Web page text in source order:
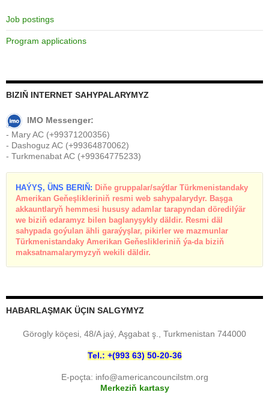
Job postings
Program applications
BIZIŇ INTERNET SAHYPALARYMYZ
IMO Messenger:
- Mary AC (+99371200356)
- Dashoguz AC (+99364870062)
- Turkmenabat AC (+99364775233)
HAÝYŞ, ÜNS BERIŇ: Diňe gruppalar/saýtlar Türkmenistandaky
Amerikan Geňeşlikleriniň resmi web sahypalarydyr. Başga
akkauntlaryň hemmesi hususy adamlar tarapyndan döredilýär
we biziň edaramyz bilen baglanyşykly däldir. Resmi däl
sahypada goýulan ähli garaýyşlar, pikirler we mazmunlar
Türkmenistandaky Amerikan Geňeslikleriniň ýa-da biziň
maksatnamalarymyzyň wekili däldir.
HABARLAŞMAK ÜÇIN SALGYMYZ
Görogly köçesi, 48/A jaý, Aşgabat ş., Turkmenistan 744000
Tel.: +(993 63) 50-20-36
E-poçta: info@americancouncilstm.org
Merkeziň kartasy